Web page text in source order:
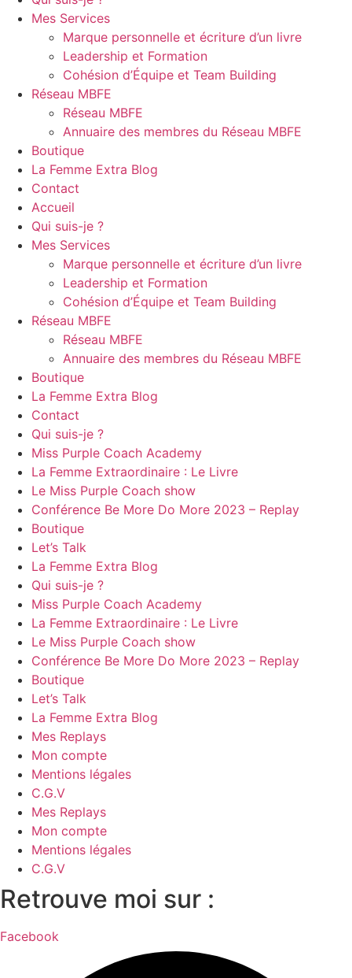
Mes Services
Marque personnelle et écriture d’un livre
Leadership et Formation
Cohésion d’Équipe et Team Building
Réseau MBFE
Réseau MBFE
Annuaire des membres du Réseau MBFE
Boutique
La Femme Extra Blog
Contact
Accueil
Qui suis-je ?
Mes Services
Marque personnelle et écriture d’un livre
Leadership et Formation
Cohésion d’Équipe et Team Building
Réseau MBFE
Réseau MBFE
Annuaire des membres du Réseau MBFE
Boutique
La Femme Extra Blog
Contact
Qui suis-je ?
Miss Purple Coach Academy
La Femme Extraordinaire : Le Livre
Le Miss Purple Coach show
Conférence Be More Do More 2023 – Replay
Boutique
Let’s Talk
La Femme Extra Blog
Qui suis-je ?
Miss Purple Coach Academy
La Femme Extraordinaire : Le Livre
Le Miss Purple Coach show
Conférence Be More Do More 2023 – Replay
Boutique
Let’s Talk
La Femme Extra Blog
Mes Replays
Mon compte
Mentions légales
C.G.V
Mes Replays
Mon compte
Mentions légales
C.G.V
Retrouve moi sur :
Facebook